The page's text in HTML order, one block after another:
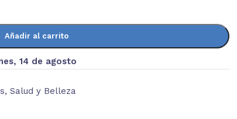
Añadir al carrito
14 de agosto
, Salud y Belleza